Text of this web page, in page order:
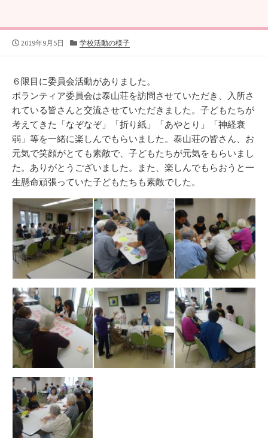
公
2019年9月5日
カ
リ
ー
学校活動の様子
６限目に委員会活動がありました。
ボランティア委員会は泰山荘を訪問させていただき、入所さ
れている皆さんと交流させていただきました。子どもたちが
考えてきた「なぞなぞ」「折り紙」「あやとり」「神経衰
弱」等を一緒に楽しんでもらいました。泰山荘の皆さん、お
元気で笑顔がとても素敵で、子どもたちが元気をもらいまし
た。ありがとうございました。また、楽しんでもらおうと一
生懸命頑張っていた子どもたちも素敵でした。